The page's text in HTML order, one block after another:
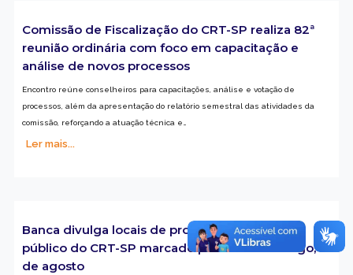
Comissão de Fiscalização do CRT-SP realiza 82ª
reunião ordinária com foco em capacitação e
análise de novos processos
Encontro reúne conselheiros para capacitações, análise e votação de
processos, além da apresentação do relatório semestral das atividades da
comissão, reforçando a atuação técnica e…
Ler mais...
Banca divulga locais de prova do concurso
público do CRT-SP marcado para este domingo, 2
de agosto